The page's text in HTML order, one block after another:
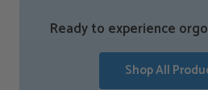
Ready to experience
Shop All